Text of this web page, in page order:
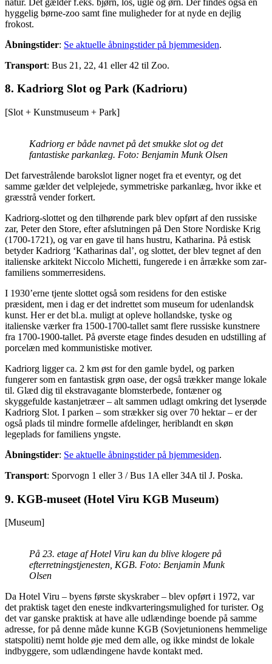
hyggelig børne-zoo samt fine muligheder for at nyde en dejlig
frokost.
Åbningstider: Se aktuelle åbningstider på hjemmesiden.
Transport: Bus 21, 22, 41 eller 42 til Zoo.
8. Kadriorg Slot og Park (Kadrioru)
[Slot + Kunstmuseum + Park]
Kadriorg er både navnet på det smukke slot og det
fantastiske parkanlæg. Foto: Benjamin Munk Olsen
Det farvestrålende barokslot ligner noget fra et eventyr, og det
samme gælder det velplejede, symmetriske parkanlæg, hvor ikke et
græsstrå vender forkert.
Kadriorg-slottet og den tilhørende park blev opført af den russiske
zar, Peter den Store, efter afslutningen på Den Store Nordiske Krig
(1700-1721), og var en gave til hans hustru, Katharina. På estisk
betyder Kadriorg ‘Katharinas dal’, og slottet, der blev tegnet af den
italienske arkitekt Niccolo Michetti, fungerede i en årrække som zar-
familiens sommerresidens.
I 1930’erne tjente slottet også som residens for den estiske
præsident, men i dag er det indrettet som museum for udenlandsk
kunst. Her er det bl.a. muligt at opleve hollandske, tyske og
italienske værker fra 1500-1700-tallet samt flere russiske kunstnere
fra 1700-1900-tallet. På øverste etage findes desuden en udstilling af
porcelæn med kommunistiske motiver.
Kadriorg ligger ca. 2 km øst for den gamle bydel, og parken
fungerer som en fantastisk grøn oase, der også trækker mange lokale
til. Glæd dig til ekstravagante blomsterbede, fontæner og
skyggefulde kastanjetræer – alt sammen udlagt omkring det lyserøde
Kadriorg Slot. I parken – som strækker sig over 70 hektar – er der
også plads til mindre formelle afdelinger, heriblandt en skøn
legeplads for familiens yngste.
Åbningstider: Se aktuelle åbningstider på hjemmesiden.
Transport: Sporvogn 1 eller 3 / Bus 1A eller 34A til J. Poska.
9. KGB-museet (Hotel Viru KGB Museum)
[Museum]
På 23. etage af Hotel Viru kan du blive klogere på
efterretningstjenesten, KGB. Foto: Benjamin Munk
Olsen
Da Hotel Viru – byens første skyskraber – blev opført i 1972, var
det praktisk taget den eneste indkvarteringsmulighed for turister. Og
det var ganske praktisk at have alle udlændinge boende på samme
adresse, for på denne måde kunne KGB (Sovjetunionens hemmelige
statspoliti) nemt holde øje med dem alle, og ikke mindst de lokale
indbyggere, som udlændingene havde kontakt med.